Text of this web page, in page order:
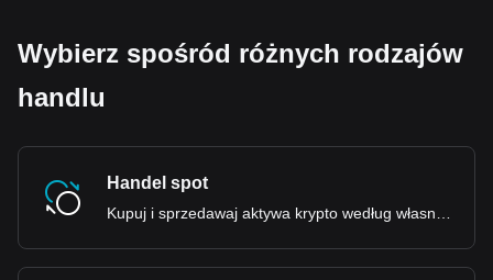
Wybierz spośród różnych rodzajów
handlu
Handel spot